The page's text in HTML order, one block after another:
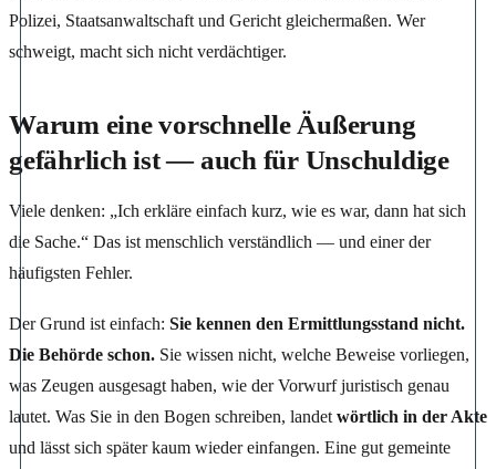
Polizei, Staatsanwaltschaft und Gericht gleichermaßen. Wer
schweigt, macht sich nicht verdächtiger.
Warum eine vorschnelle Äußerung
gefährlich ist — auch für Unschuldige
Viele denken: „Ich erkläre einfach kurz, wie es war, dann hat sich
die Sache.“ Das ist menschlich verständlich — und einer der
häufigsten Fehler.
Der Grund ist einfach: Sie kennen den Ermittlungsstand nicht.
Die Behörde schon. Sie wissen nicht, welche Beweise vorliegen,
was Zeugen ausgesagt haben, wie der Vorwurf juristisch genau
lautet. Was Sie in den Bogen schreiben, landet wörtlich in der Akte
und lässt sich später kaum wieder einfangen. Eine gut gemeinte